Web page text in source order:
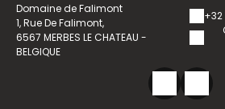
Domaine de Falimont
1, Rue De Falimont,
6567 MERBES LE CHATEAU -
BELGIQUE
+32